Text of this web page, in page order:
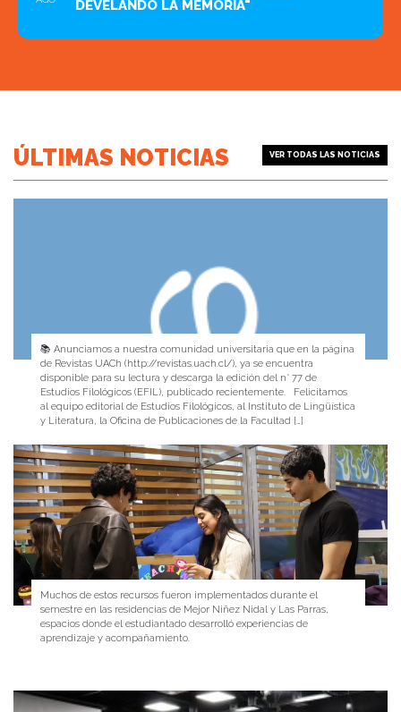
DEVELANDO LA MEMORIA"
ÚLTIMAS NOTICIAS VER TODAS LAS NOTICIAS
📚 Anunciamos a nuestra comunidad universitaria que en la página
de Revistas UACh (http://revistas.uach.cl/), ya se encuentra
disponible para su lectura y descarga la edición del n° 77 de
Estudios Filológicos (EFIL), publicado recientemente. Felicitamos
al equipo editorial de Estudios Filológicos, al Instituto de Lingüística
y Literatura, la Oficina de Publicaciones de la Facultad […]
Muchos de estos recursos fueron implementados durante el
semestre en las residencias de Mejor Niñez Nidal y Las Parras,
espacios donde el estudiantado desarrolló experiencias de
aprendizaje y acompañamiento.